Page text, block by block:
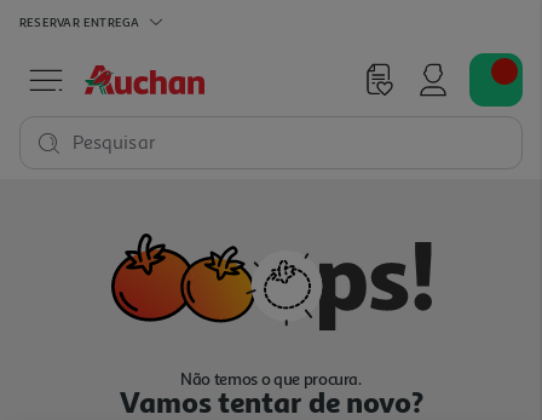
RESERVAR ENTREGA
Pesquisar
Não temos o que procura.
Vamos tentar de novo?